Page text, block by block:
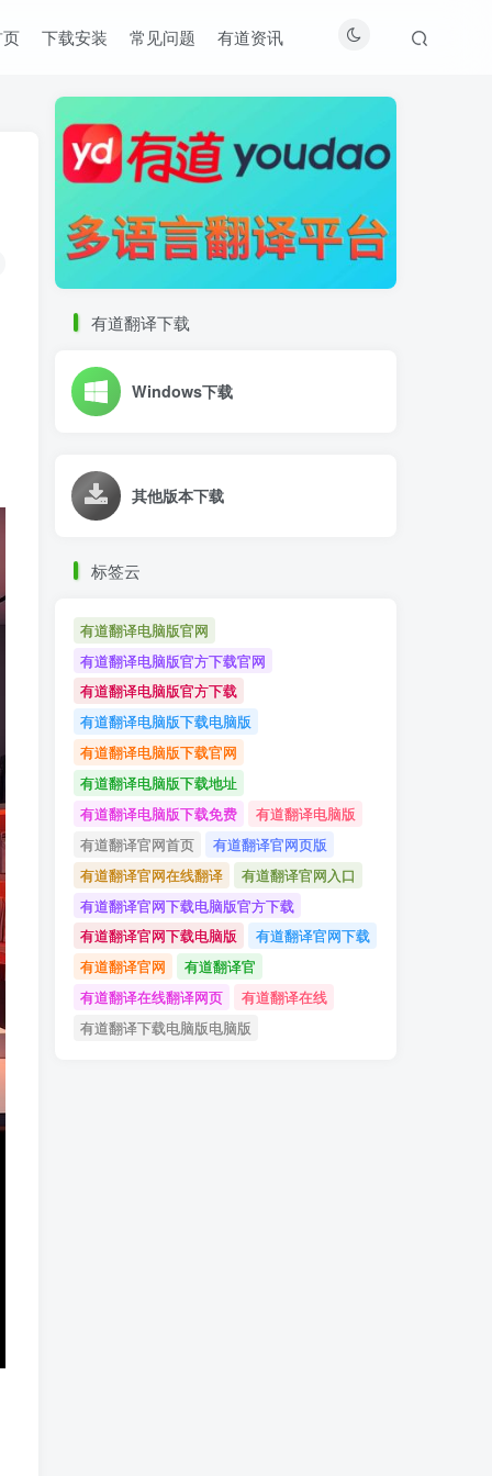
下载安装 常见问题 有道资讯
有道翻译下载
Windows下载
其他版本下载
标签云
有道翻译电脑版官网
有道翻译电脑版官方下载官网
有道翻译电脑版官方下载
有道翻译电脑版下载电脑版
有道翻译电脑版下载官网
有道翻译电脑版下载地址
有道翻译电脑版下载免费
有道翻译电脑版
有道翻译官网首页
有道翻译官网页版
有道翻译官网在线翻译
有道翻译官网入口
有道翻译官网下载电脑版官方下载
有道翻译官网下载电脑版
有道翻译官网下载
有道翻译官网
有道翻译官
有道翻译在线翻译网页
有道翻译在线
有道翻译下载电脑版电脑版